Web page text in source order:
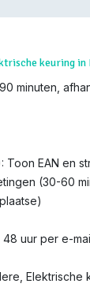
keuring
minuten,
Toon EAN en
(30-60
uur per e-
Elektrische